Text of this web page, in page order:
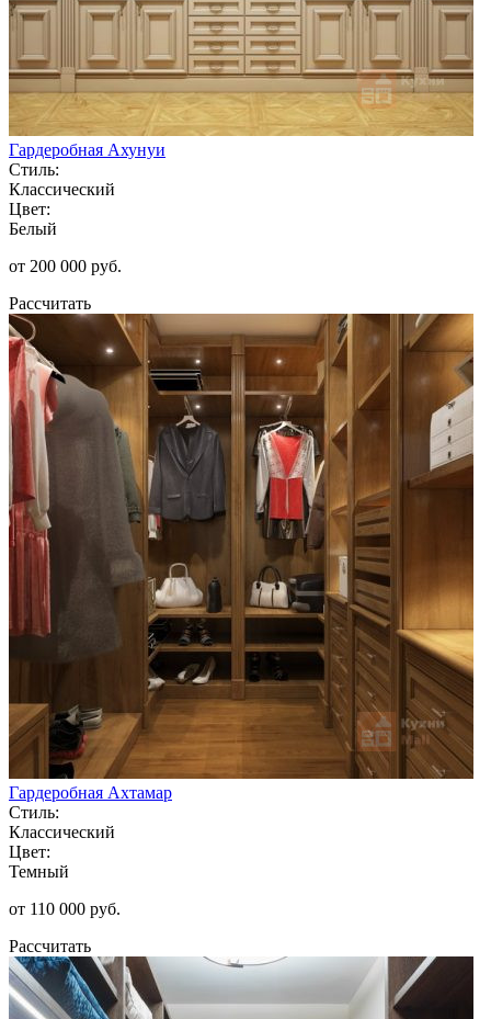
Гардеробная Ахунуи
Стиль:
Классический
Цвет:
Белый
от 200 000 руб.
Рассчитать
Гардеробная Ахтамар
Стиль:
Классический
Цвет:
Темный
от 110 000 руб.
Рассчитать